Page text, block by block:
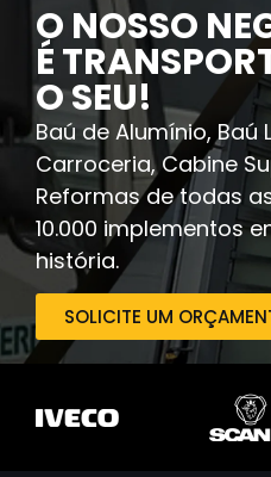
O NOSSO
É
O SEU!
Baú de Alumínio, Baú
Carroceria, Cabine
Reformas de todas
10.000 implementos
história.
SOLICITE UM